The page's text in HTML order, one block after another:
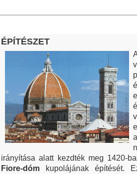
ÉPÍTÉSZET
irányítása alatt kezdték meg 1420-
Fiore-dóm kupolájának építését.